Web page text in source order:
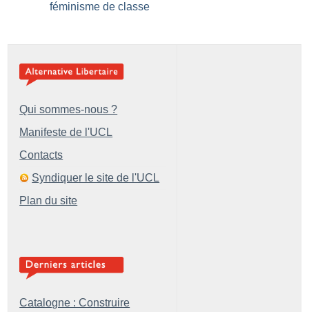
féminisme de classe
Qui sommes-nous ?
Manifeste de l'UCL
Contacts
Syndiquer le site de l'UCL
Plan du site
Catalogne : Construire